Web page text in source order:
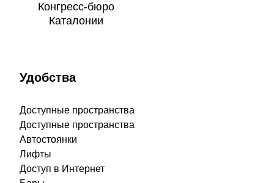
Конгресс-бюро
Каталонии
Удобства
Доступные пространства
Доступные пространства
Автостоянки
Лифты
Доступ в Интернет